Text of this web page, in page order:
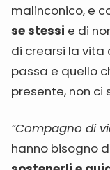
malinconico, e
se stessi e di
di crearsi la vita
passa e quello
presente, non ci
“Compagno di
hanno bisogno